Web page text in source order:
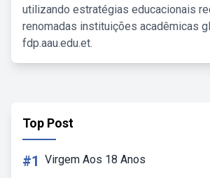
utilizando estratégias educacionais
renomadas instituições acadêmicas
fdp.aau.edu.et.
Top Post
#1 Virgem Aos 18 Anos